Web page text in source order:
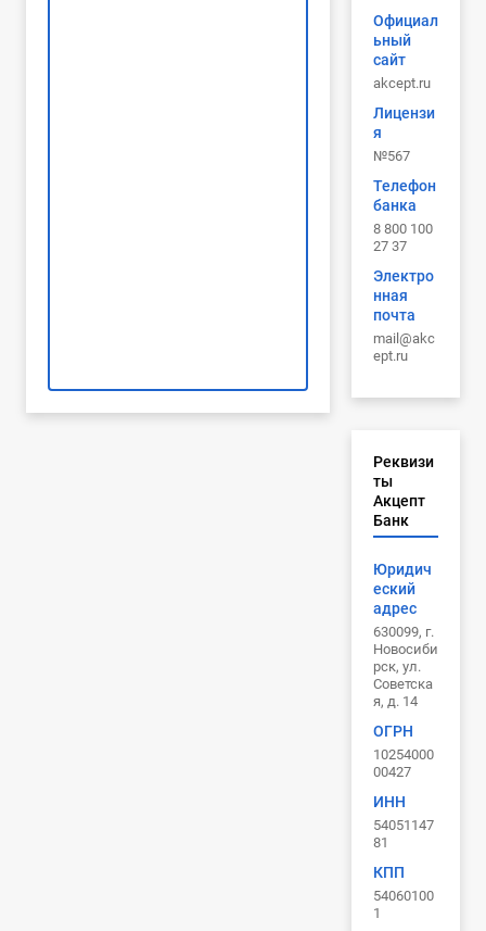
Официал
ьный
сайт
akcept.ru
Лицензи
я
№567
Телефон
банка
8 800 100
27 37
Электро
нная
почта
mail@akc
ept.ru
Реквизи
ты
Акцепт
Банк
Юридич
еский
адрес
630099, г.
Новосиби
рск, ул.
Советска
я, д. 14
ОГРН
10254000
00427
ИНН
54051147
81
КПП
54060100
1